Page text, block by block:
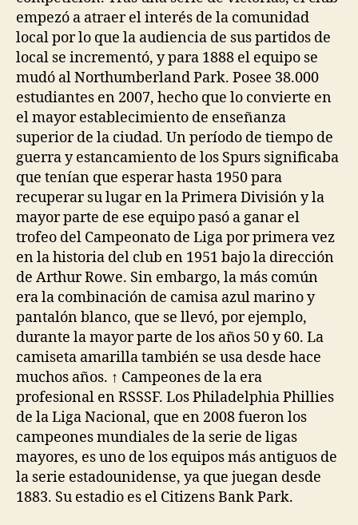
empezó a atraer el interés de la comunidad
local por lo que la audiencia de sus partidos de
local se incrementó, y para 1888 el equipo se
mudó al Northumberland Park. Posee 38.000
estudiantes en 2007, hecho que lo convierte en
el mayor establecimiento de enseñanza
superior de la ciudad. Un período de tiempo de
guerra y estancamiento de los Spurs significaba
que tenían que esperar hasta 1950 para
recuperar su lugar en la Primera División y la
mayor parte de ese equipo pasó a ganar el
trofeo del Campeonato de Liga por primera vez
en la historia del club en 1951 bajo la dirección
de Arthur Rowe. Sin embargo, la más común
era la combinación de camisa azul marino y
pantalón blanco, que se llevó, por ejemplo,
durante la mayor parte de los años 50 y 60. La
camiseta amarilla también se usa desde hace
muchos años. ↑ Campeones de la era
profesional en RSSSF. Los Philadelphia Phillies
de la Liga Nacional, que en 2008 fueron los
campeones mundiales de la serie de ligas
mayores, es uno de los equipos más antiguos de
la serie estadounidense, ya que juegan desde
1883. Su estadio es el Citizens Bank Park.